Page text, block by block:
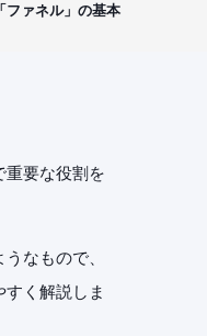
ファネル」の基本
重要な役割を
なもので、
く解説しま